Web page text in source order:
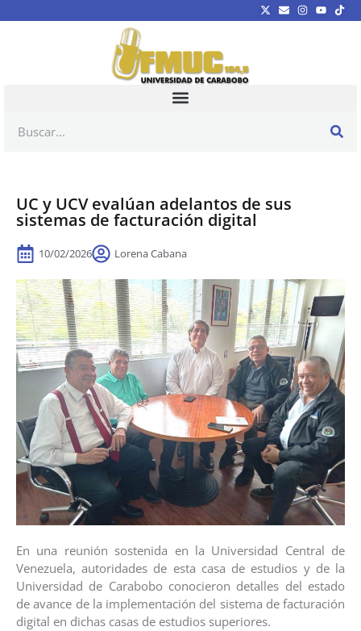
UC y UCV evalúan adelantos de sus
sistemas de facturación digital
10/02/2026 Lorena Cabana
En una reunión sostenida en la Universidad Central de
Venezuela, autoridades de esta casa de estudios y de la
Universidad de Carabobo conocieron detalles del estado
de avance de la implementación del sistema de facturación
digital en dichas casas de estudios superiores.